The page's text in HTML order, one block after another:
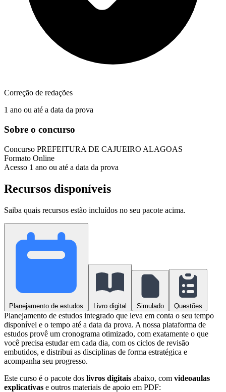
Correção de redações
1 ano ou até a data da prova
Sobre o concurso
Concurso PREFEITURA DE CAJUEIRO ALAGOAS
Formato Online
Acesso 1 ano ou até a data da prova
Recursos disponíveis
Saiba quais recursos estão incluídos no seu pacote acima.
Planejamento de estudos Livro digital Simulado Questões
Planejamento de estudos integrado que leva em conta o seu tempo
disponível e o tempo até a data da prova. A nossa plataforma de
estudos provê um cronograma otimizado, com exatamente o que
você precisa estudar em cada dia, com os ciclos de revisão
embutidos, e distribui as disciplinas de forma estratégica e
acompanha seu progresso.
Este curso é o pacote dos livros digitais abaixo, com videoaulas
explicativas e outros materiais de apoio em PDF: